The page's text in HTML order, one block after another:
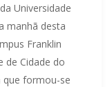
Universidade
manhã desta
Franklin
de Cidade do
que formou-se